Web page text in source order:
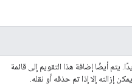
يتم أيضًا إضافة هذا التقويم إلى قائمة
إزالته إلا إذا تم حذفه أو نقله.